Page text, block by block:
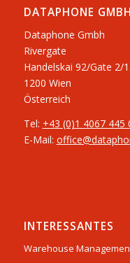
DATAPHONE GMBH
Dataphone Gmbh
Rivergate
​Handelskai 92/Gate 2/
1200 Wien
Österreich
Tel: +43 (0)1 4067 445
E-Mail:
INTERESSANTES
Warehouse